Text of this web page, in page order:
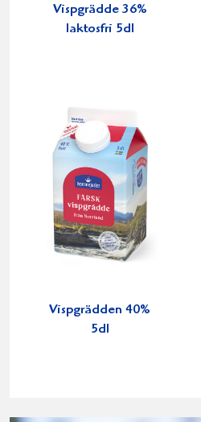
Vispgrädde 36%
laktosfri 5dl
Vispgrädden 40%
5dl